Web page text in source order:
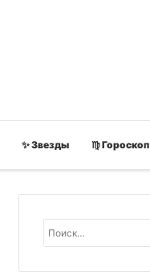
✨ Звезды ♍ Гороскоп